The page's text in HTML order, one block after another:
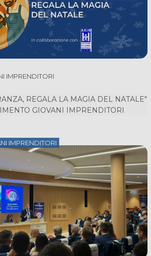
IMPRENDITORI
REGALA LA MAGIA DEL NATALE"
GIOVANI IMPRENDITORI
IMPRENDITORI